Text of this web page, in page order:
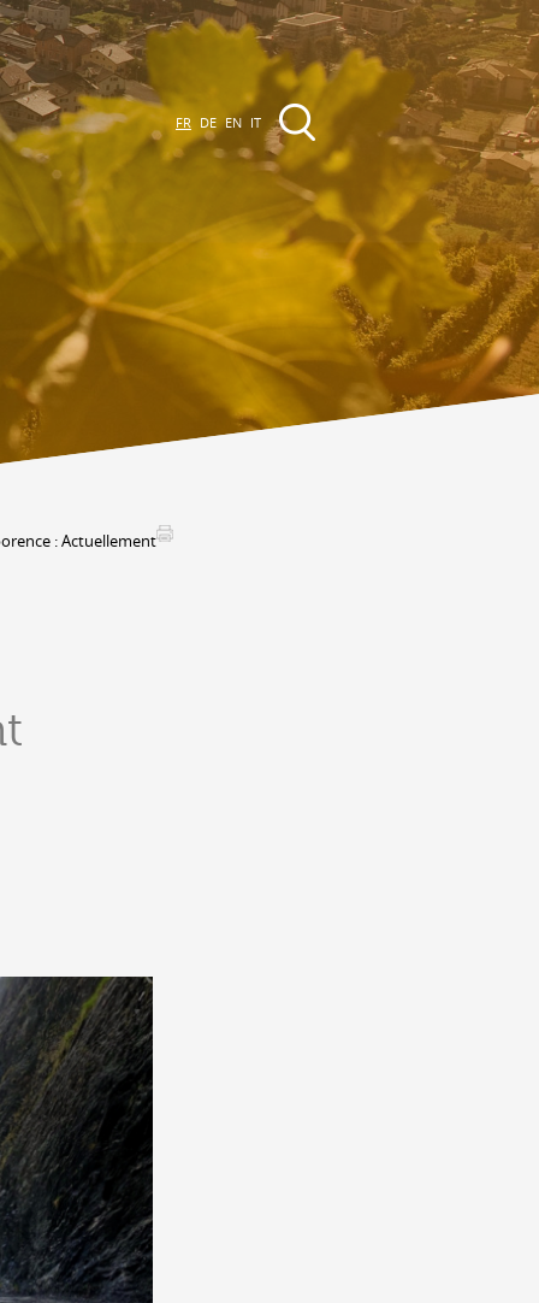
&
dans la région
des Manifestations
du Soleil 2030
une manifestation
FR DE EN IT
: Actuellement